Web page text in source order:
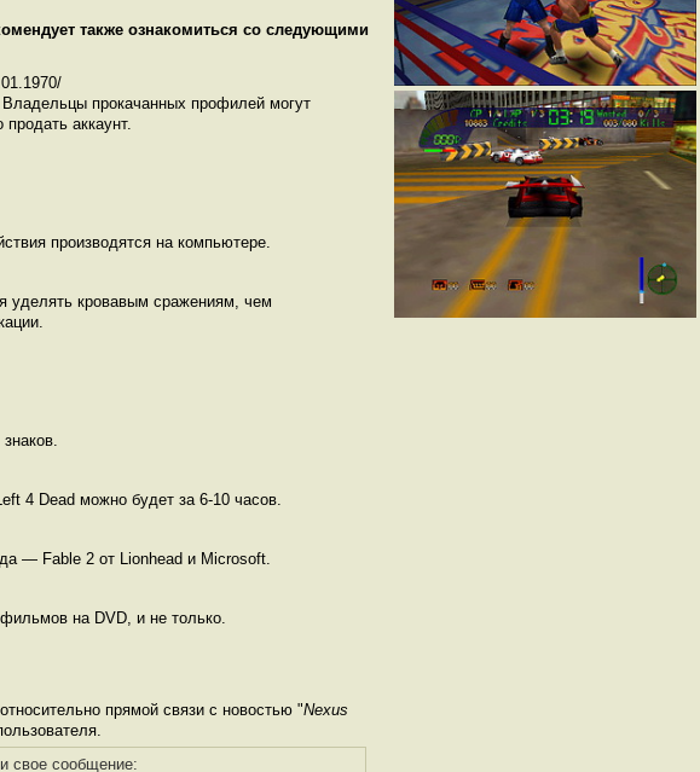
также ознакомиться со следующими
прокачанных профилей могут
аккаунт.
производятся на компьютере.
уделять кровавым сражениям, чем
4 Dead можно будет за 6-10 часов.
— Fable 2 от Lionhead и Microsoft.
на DVD, и не только.
прямой связи с новостью "Nexus
свое сообщение: